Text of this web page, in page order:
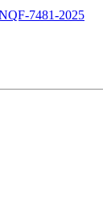
7481-2025